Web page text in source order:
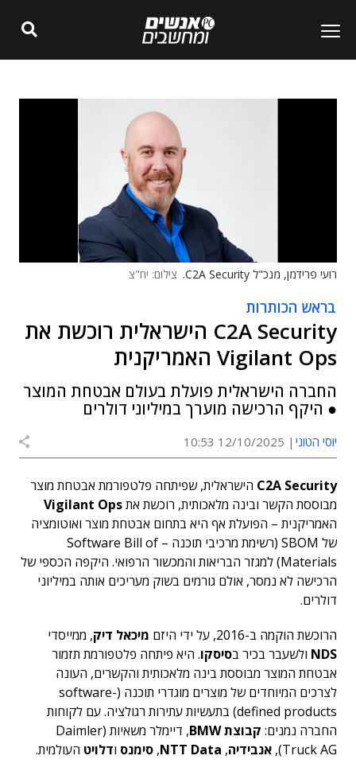
רועי פרידמן, מנכ"ל C2A Security. צילום: יח"צ
בראש הכותרות
C2A Security הישראלית רוכשת את
Vigilant Ops האמריקנית
החברה הישראלית פועלת בעולם אבטחת המוצר
● היקף הרכישה מוערך במיליוני דולרים
יוסי הטוני 12/10/2025 10:53
C2A Security הישראלית, שפיתחה פלטפורמת אבטחת מוצר
מבוססת הקשר ובינה מלאכותית, רוכשת את
האמריקנית – הפועלת אף היא בתחום אבטחת מוצר ואוטומציה
של SBOM (רשימת מרכיבי תוכנה – Software Bill of
Materials) למגזר הבריאות והמכשור הרפואי. היקפה הכספי של
הרכישה לא נמסר, אולם גורמים בשוק מעריכים אותה במיליוני
דולרים.
הרוכשת הוקמה ב-2016, על ידי היזם
מיכאל דיק, ממייסדי
NDS ולשעבר בכיר בסיסקו. היא פיתחה פלטפורמת תזמור
אבטחת המוצר מבוססת בינה מלאכותית והקשרים, העונה
לצרכים המיוחדים של מוצרים מוגדרי תוכנה (software-
defined products) בתעשיות עתירות רגולציה. עם לקוחות
החברה נמנים: קבוצת BMW
, דיימלר משאיות (Daimler
Truck AG),
אנבידיה,
NTT Data
, סימנס ודלויט העולמית.